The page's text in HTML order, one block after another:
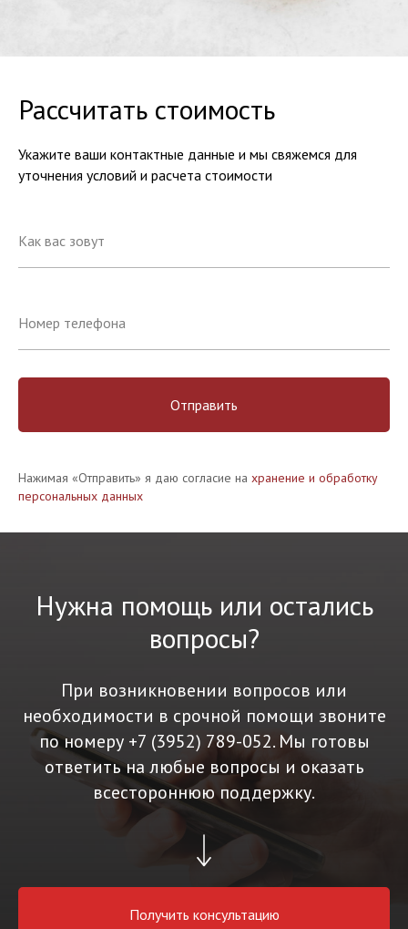
Рассчитать стоимость
Укажите ваши контактные данные и мы свяжемся для
уточнения условий и расчета стоимости
Отправить
Нажимая «Отправить» я даю согласие на хранение и обработку
персональных данных
Нужна помощь или остались
вопросы?
При возникновении вопросов или
необходимости в срочной помощи звоните
по номеру +7 (3952) 789-052. Мы готовы
ответить на любые вопросы и оказать
всестороннюю поддержку.
Получить консультацию